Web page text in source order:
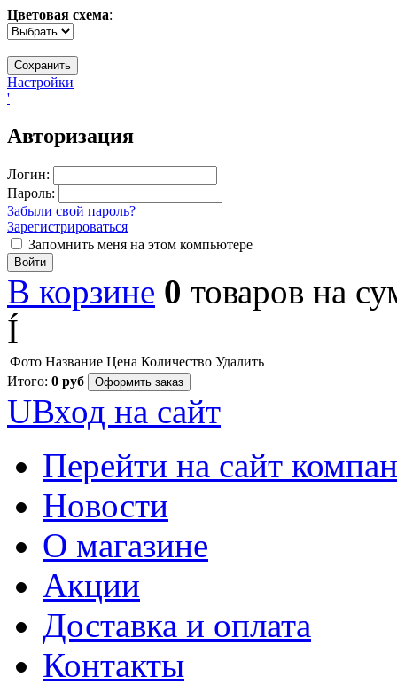
Цветовая схема:
Настройки
'
Авторизация
Логин:
Пароль:
Забыли свой пароль?
Зарегистрироваться
Запомнить меня на этом компьютере
Войти
В корзине 0 товаров на
Í
Фото Название Цена Количество Удалить
Итого: 0 руб Оформить заказ
UВход на сайт
Перейти на сайт
Новости
О магазине
Акции
Доставка и оплата
Контакты